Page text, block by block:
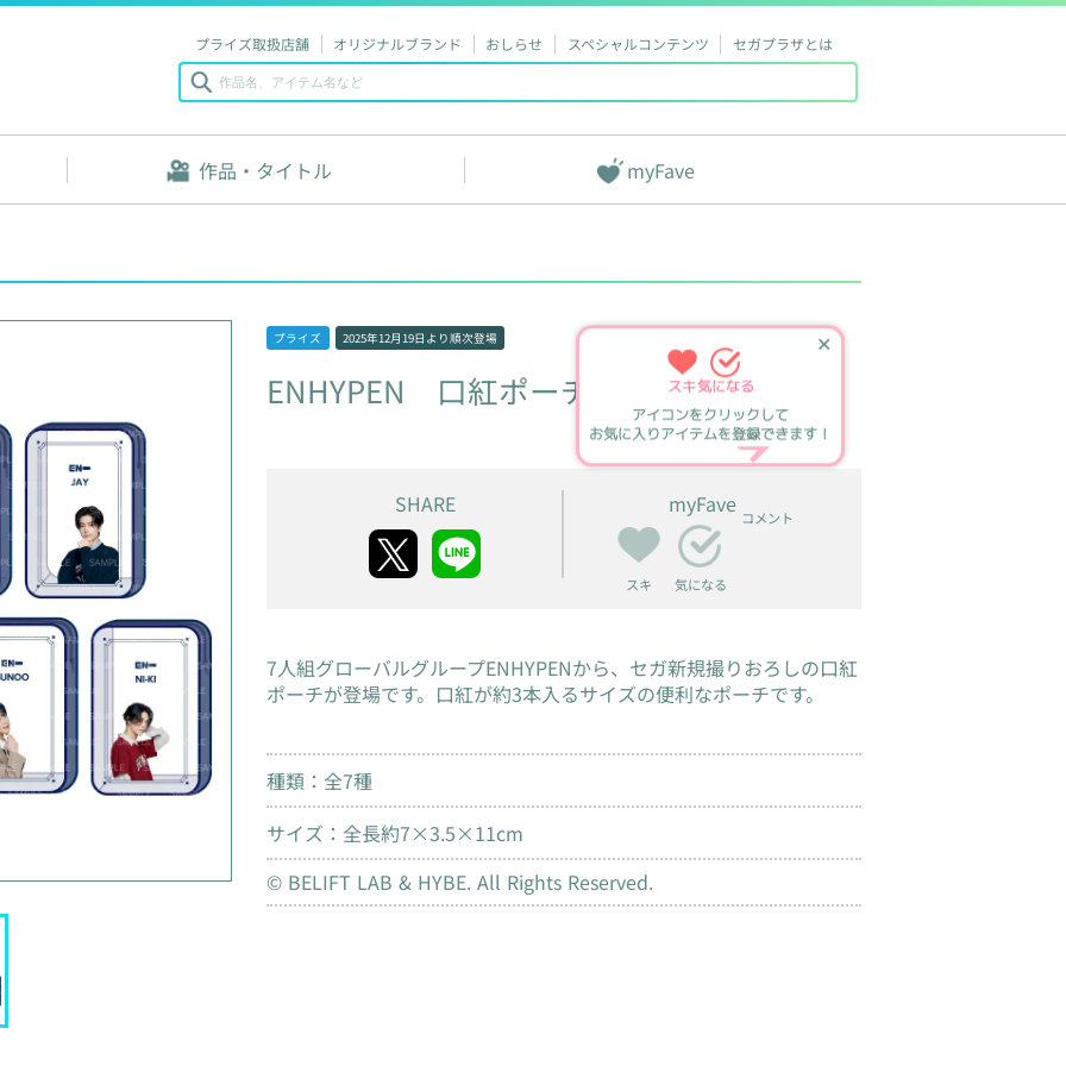
プライズ取扱店舗 オリジナルブランド おしらせ スペシャルコンテンツ セガプラザとは
作品・タイトル myFave
プライズ 2025年12月19日 より順次登場
ENHYPEN 口紅ポーチ
✕
スキ気になる
アイコンをクリックして
お気に入りアイテムを登録できます！
SHARE myFave
スキ 気になる
コメント
7人組グローバルグループENHYPENから、セガ新規撮りおろしの口紅
ポーチが登場です。口紅が約3本入るサイズの便利なポーチです。
種類：全7種
サイズ：全長約7×3.5×11cm
© BELIFT LAB & HYBE. All Rights Reserved.